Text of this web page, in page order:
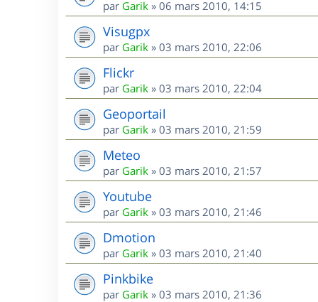
par Garik » 06 mars 2010, 14:15
Visugpx
par Garik » 03 mars 2010, 22:06
Flickr
par Garik » 03 mars 2010, 22:04
Geoportail
par Garik » 03 mars 2010, 21:59
Meteo
par Garik » 03 mars 2010, 21:57
Youtube
par Garik » 03 mars 2010, 21:46
Dmotion
par Garik » 03 mars 2010, 21:40
Pinkbike
par Garik » 03 mars 2010, 21:36